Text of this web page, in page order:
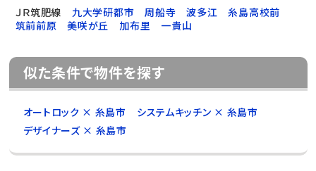
ＪＲ筑肥線
九大学研都市 周船寺 波多江
糸島高校前
筑前前原
美咲が丘 加布里 一貴山
似た条件で物件を探す
オートロック × 糸島市
システムキッチン × 糸島市
デザイナーズ × 糸島市